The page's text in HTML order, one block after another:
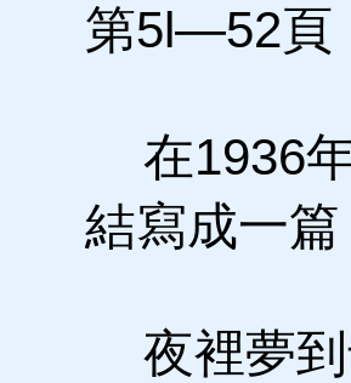
第5l—52頁
在1936年
結寫成一
夜裡夢到